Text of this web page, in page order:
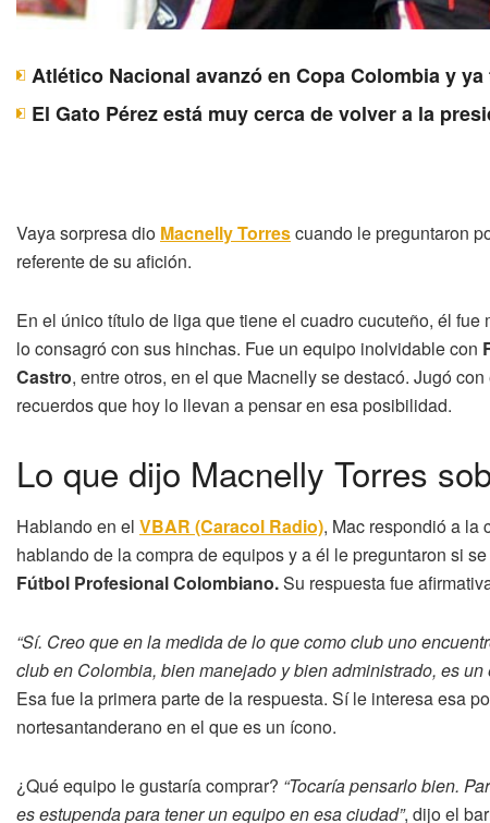
Atlético Nacional avanzó en Copa Colombia y
El Gato Pérez está muy cerca de volver a la
Vaya sorpresa dio Macnelly Torrescuando le preguntaron
referente de su afición.
En el único título de liga que tiene el cuadro cucuteño, él
lo consagró con sus hinchas. Fue un equipo inolvidable con
Castro, entre otros, en el que Macnelly se destacó. Jugó
recuerdos que hoy lo llevan a pensar en esa posibilidad.
Lo que dijo Macnelly Torres
Hablando en el VBAR (Caracol Radio), Mac respondió a la
hablando de la compra de equipos y a él le preguntaron si
Fútbol Profesional Colombiano.Su respuesta fue
“Sí. Creo que en la medida de lo que como club uno
club en Colombia, bien manejado y bien administrado, es
Esa fue la primera parte de la respuesta. Sí le interesa esa
nortesantanderano en el que es un ícono.
¿Qué equipo le gustaría comprar? “Tocaría pensarlo bien.
es estupenda para tener un equipo en esa ciudad”, dijo el